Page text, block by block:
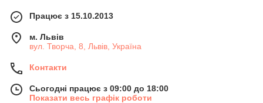
Працює з 15.10.2013
м. Львів
вул. Творча, 8, Львів, Україна
Контакти
Сьогодні працює з 09:00 до 18:00
Показати весь графік роботи